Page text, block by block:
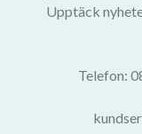
Upptäck
Telefon: